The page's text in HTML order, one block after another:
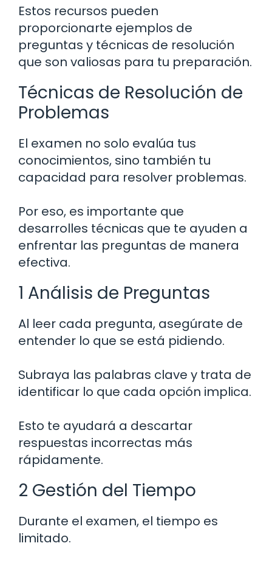
Estos recursos pueden
proporcionarte ejemplos de
preguntas y técnicas de resolución
que son valiosas para tu preparación.
Técnicas de Resolución de
Problemas
El examen no solo evalúa tus
conocimientos, sino también tu
capacidad para resolver problemas.
Por eso, es importante que
desarrolles técnicas que te ayuden a
enfrentar las preguntas de manera
efectiva.
1 Análisis de Preguntas
Al leer cada pregunta, asegúrate de
entender lo que se está pidiendo.
Subraya las palabras clave y trata de
identificar lo que cada opción implica.
Esto te ayudará a descartar
respuestas incorrectas más
rápidamente.
2 Gestión del Tiempo
Durante el examen, el tiempo es
limitado.